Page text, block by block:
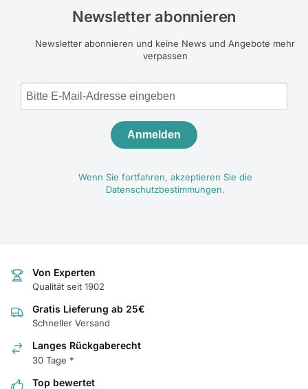
Newsletter abonnieren
Newsletter abonnieren und keine News und Angebote mehr
verpassen
Anmelden
Wenn Sie fortfahren, akzeptieren Sie die
Datenschutzbestimmungen.
Von Experten
Qualität seit 1902
Gratis Lieferung ab 25€
Schneller Versand
Langes Rückgaberecht
30 Tage *
Top bewertet